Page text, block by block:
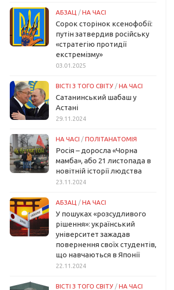
АБЗАЦ / НА ЧАСІ
Сорок сторінок ксенофобії:
путін затвердив російську
«стратегію протидії
екстремізму»
03.01.2025
ВІСТІ З ТОГО СВІТУ / НА ЧАСІ
Сатанинський шабаш у
Астані
29.11.2024
НА ЧАСІ / ПОЛІТАНАТОМІЯ
Росія – доросла «Чорна
мамба», або 21 листопада в
новітній історії людства
23.11.2024
АБЗАЦ / НА ЧАСІ
У пошуках «розсудливого
рішення»: український
університет зажадав
повернення своїх студентів,
що навчаються в Японії
22.11.2024
ВІСТІ З ТОГО СВІТУ / НА ЧАСІ